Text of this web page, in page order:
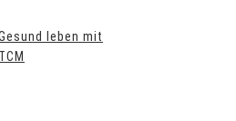
leben mit
TCM